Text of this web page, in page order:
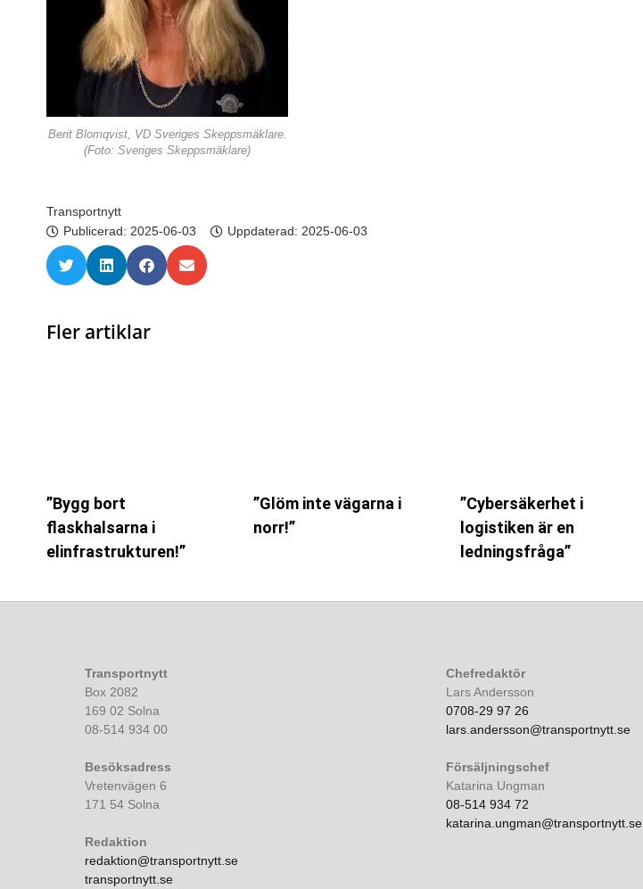
Berit Blomqvist, VD Sveriges Skeppsmäklare.
(Foto: Sveriges Skeppsmäklare)
Transportnytt
Publicerad: 2025-06-03 Uppdaterad: 2025-06-03
Fler artiklar
”Bygg bort
flaskhalsarna i
elinfrastrukturen!”
”Glöm inte vägarna i
norr!”
”Cybersäkerhet i
logistiken är en
ledningsfråga”
Transportnytt
Box 2082
169 02 Solna
08-514 934 00
Besöksadress
Vretenvägen 6
171 54 Solna
Redaktion
redaktion@transportnytt.se
transportnytt.se
Chefredaktör
Lars Andersson
0708-29 97 26
lars.andersson@transportnytt.se
Försäljningschef
Katarina Ungman
08-514 934 72
katarina.ungman@transportnytt.se